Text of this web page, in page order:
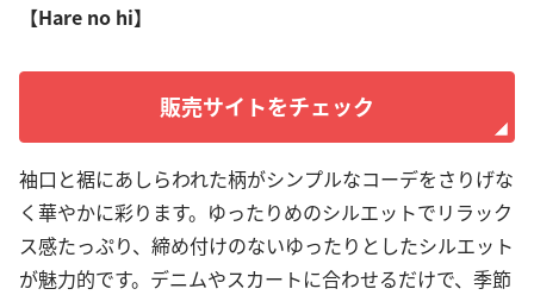
【Hare no hi】
販売サイトをチェック
袖口と裾にあしらわれた柄がシンプルなコーデをさりげな
く華やかに彩ります。ゆったりめのシルエットでリラック
ス感たっぷり、締め付けのないゆったりとしたシルエット
が魅力的です。デニムやスカートに合わせるだけで、季節